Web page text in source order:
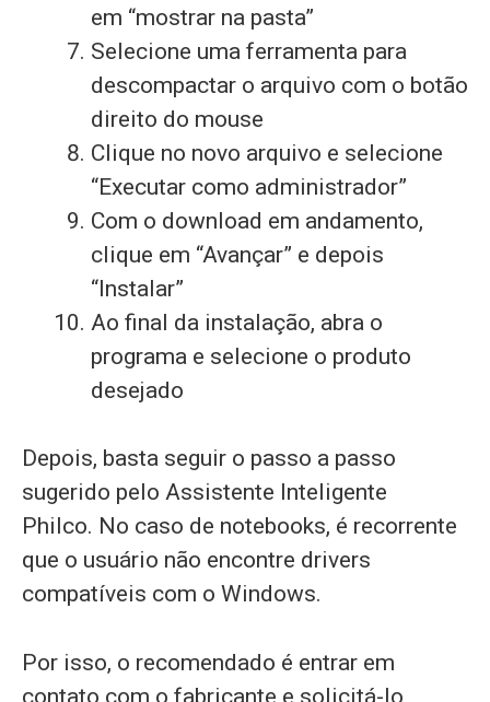
em “mostrar na pasta”
Selecione uma ferramenta para
descompactar o arquivo com o botão
direito do mouse
Clique no novo arquivo e selecione
“Executar como administrador”
Com o download em andamento,
clique em “Avançar” e depois
“Instalar”
Ao final da instalação, abra o
programa e selecione o produto
desejado
Depois, basta seguir o passo a passo
sugerido pelo Assistente Inteligente
Philco. No caso de notebooks, é recorrente
que o usuário não encontre drivers
compatíveis com o Windows.
Por isso, o recomendado é entrar em
contato com o fabricante e solicitá-lo